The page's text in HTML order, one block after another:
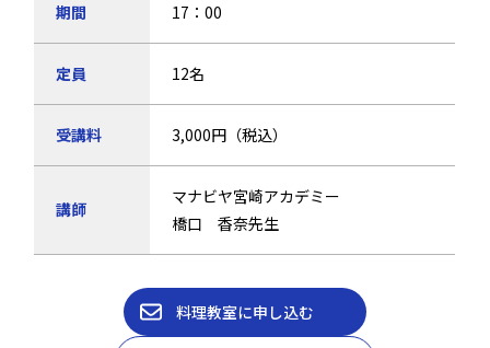
期間
17：00
定員 12名
受講料 3,000円（税込）
講師
マナビヤ宮崎アカデミー
橋口 香奈先生
料理教室に申し込む